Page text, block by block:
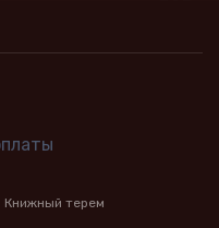
Книжный терем